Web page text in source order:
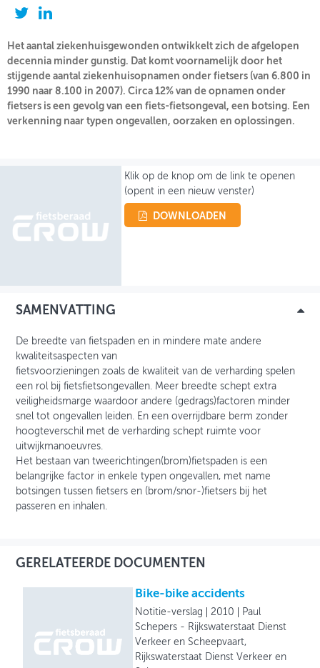
OVER FIETSBERAAD
THEMASITES
MIJN PROFIEL
GEBRUIKER
Het aantal ziekenhuisgewonden ontwikkelt zich de afgelopen
decennia minder gunstig. Dat komt voornamelijk door het
stijgende aantal ziekenhuisopnamen onder fietsers (van 6.800 in
1990 naar 8.100 in 2007). Circa 12% van de opnamen onder
fietsers is een gevolg van een fiets-fietsongeval, een botsing. Een
verkenning naar typen ongevallen, oorzaken en oplossingen.
Klik op de knop om de link te openen
(opent in een nieuw venster)
DOWNLOADEN
SAMENVATTING
De breedte van fietspaden en in mindere mate andere
kwaliteitsaspecten van
fietsvoorzieningen zoals de kwaliteit van de verharding spelen
een rol bij fietsfietsongevallen. Meer breedte schept extra
veiligheidsmarge waardoor andere (gedrags)factoren minder
snel tot ongevallen leiden. En een overrijdbare berm zonder
hoogteverschil met de verharding schept ruimte voor
uitwijkmanoeuvres.
Het bestaan van tweerichtingen(brom)fietspaden is een
belangrijke factor in enkele typen ongevallen, met name
botsingen tussen fietsers en (brom/snor-)fietsers bij het
passeren en inhalen.
GERELATEERDE DOCUMENTEN
Bike-bike accidents
Notitie-verslag 2010
Paul
Schepers - Rijkswaterstaat Dienst
Verkeer en Scheepvaart,
Rijkswaterstaat Dienst Verkeer en